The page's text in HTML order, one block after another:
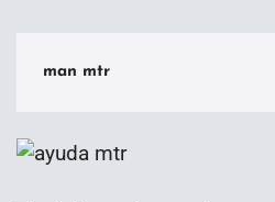
man mtr